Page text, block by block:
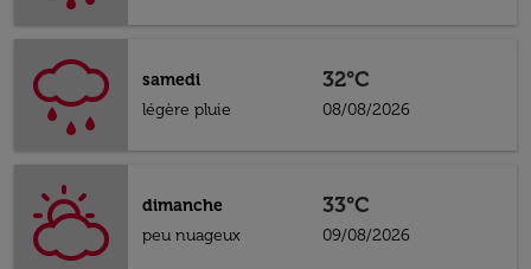
samedi
légère pluie
32°C
08/08/2026
dimanche
peu nuageux
33°C
09/08/2026